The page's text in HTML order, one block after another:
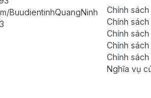
BuudientinhQuangNinh
Chính
Chính
Chính
Chính
Chính
Nghĩa vụ